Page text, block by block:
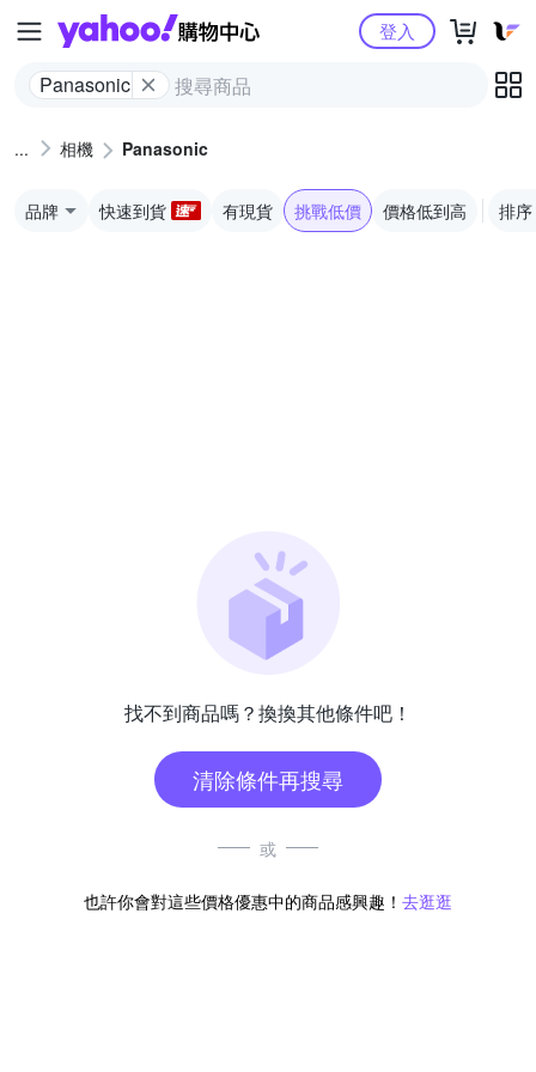
Yahoo購物中心
Panasonic
登入
相機 Panasonic
品牌 快速到貨 有現貨 挑戰低價 價格低到高 排序
找不到商品嗎？換換其他條件吧！
清除條件再搜尋
或
也許你會對這些價格優惠中的商品感興趣！ 去逛逛